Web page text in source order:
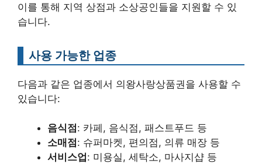
이를 통해 지역 상점과 소상공인들을 지원할 수 있
습니다.
사용 가능한 업종
다음과 같은 업종에서 의왕사랑상품권을 사용할 수
있습니다:
음식점 : 카페, 음식점, 패스트푸드 등
소매점 : 슈퍼마켓, 편의점, 의류 매장 등
서비스업 : 미용실, 세탁소, 마사지샵 등